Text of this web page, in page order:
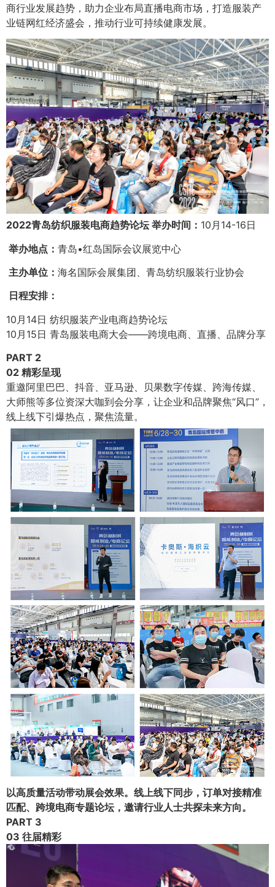
商行业发展趋势，助力企业布局直播电商市场，打造服装产
业链网红经济盛会，推动行业可持续健康发展。
2022青岛纺织服装电商趋势论坛举办时间： 10月14-16日
举办地点： 青岛•红岛国际会议展览中心
主办单位： 海名国际会展集团、青岛纺织服装行业协会
日程安排：
10月14日 纺织服装产业电商趋势论坛
10月15日 青岛服装电商大会——跨境电商、直播、品牌分享
PART 2
02 精彩呈现
重邀阿里巴巴、抖音、亚马逊、贝果数字传媒、跨海传媒、
大师熊等多位资深大咖到会分享，让企业和品牌聚焦“风口”，
线上线下引爆热点，聚焦流量。
以高质量活动带动展会效果。线上线下同步，订单对接精准
匹配、跨境电商专题论坛，邀请行业人士共探未来方向。
PART 3
03 往届精彩